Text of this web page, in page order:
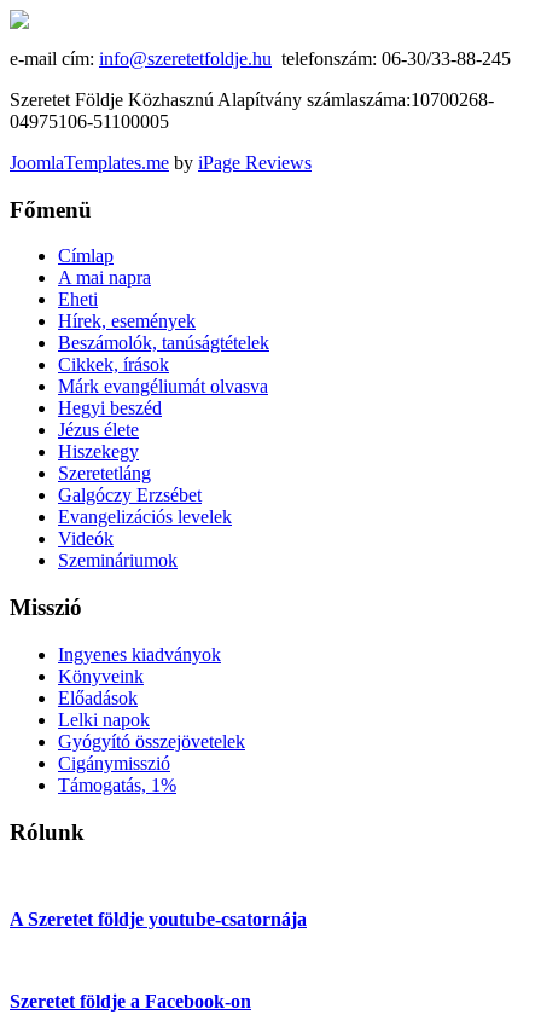
e-mail cím: info@szeretetfoldje.hu telefonszám: 06-30/33-88-245
Szeretet Földje Közhasznú Alapítvány számlaszáma:10700268-
04975106-51100005
JoomlaTemplates.me by iPage Reviews
Főmenü
Címlap
A mai napra
Eheti
Hírek, események
Beszámolók, tanúságtételek
Cikkek, írások
Márk evangéliumát olvasva
Hegyi beszéd
Jézus élete
Hiszekegy
Szeretetláng
Galgóczy Erzsébet
Evangelizációs levelek
Videók
Szemináriumok
Misszió
Ingyenes kiadványok
Könyveink
Előadások
Lelki napok
Gyógyító összejövetelek
Cigánymisszió
Támogatás, 1%
Rólunk
A Szeretet földje youtube-csatornája
Szeretet földje a Facebook-on